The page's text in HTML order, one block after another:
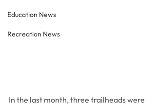
Education News
Recreation News
In the last month, three trailheads were